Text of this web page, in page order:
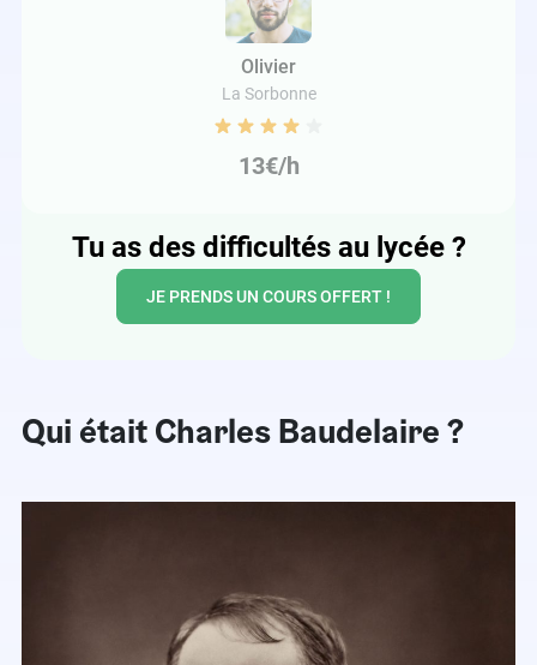
Olivier
La Sorbonne
13€/h
Tu as des difficultés au lycée ?
JE PRENDS UN COURS OFFERT !
Qui était Charles Baudelaire ?